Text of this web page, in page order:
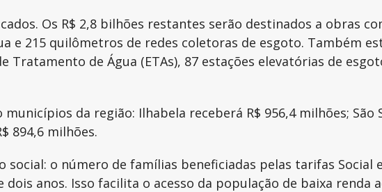
Os R$ 2,8 bilhões restantes serão destinados a obras
e 215 quilômetros de redes coletoras de esgoto. Também
Tratamento de Água (ETAs), 87 estações elevatórias de
da região: Ilhabela receberá R$ 956,4 milhões; São
894,6 milhões.
o número de famílias beneficiadas pelas tarifas
anos. Isso facilita o acesso da população de baixa renda